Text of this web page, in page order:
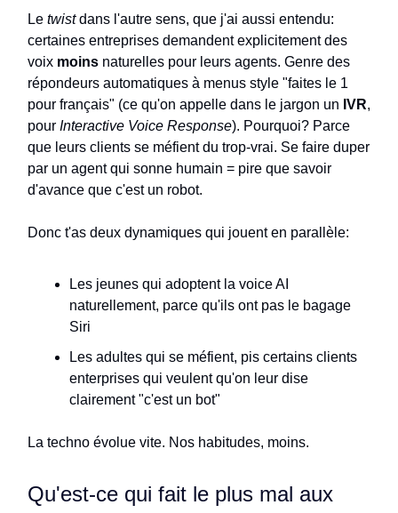
Le twistdans l'autre sens, que j'ai aussi entendu:
certaines entreprises demandent explicitement des
voix moins naturelles pour leurs agents. Genre des
répondeurs automatiques à menus style "faites le 1
pour français" (ce qu'on appelle dans le jargon un IVR,
pour Interactive Voice Response). Pourquoi? Parce
que leurs clients se méfient du trop-vrai. Se faire duper
par un agent qui sonne humain = pire que savoir
d'avance que c'est un robot.
Donc t'as deux dynamiques qui jouent en parallèle:
Les jeunes qui adoptent la voice AI
naturellement, parce qu'ils ont pas le bagage
Siri
Les adultes qui se méfient, pis certains clients
enterprises qui veulent qu'on leur dise
clairement "c'est un bot"
La techno évolue vite. Nos habitudes, moins.
Qu'est-ce qui fait le plus mal aux